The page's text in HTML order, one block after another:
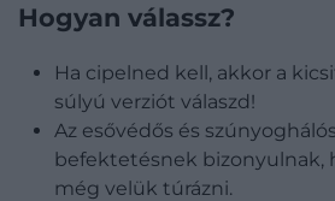
Hogyan válassz?
Ha cipelned kell, akkor a
súlyú verziót válaszd!
Az esővédős és
befektetésnek bizonyulnak,
még velük túrázni.